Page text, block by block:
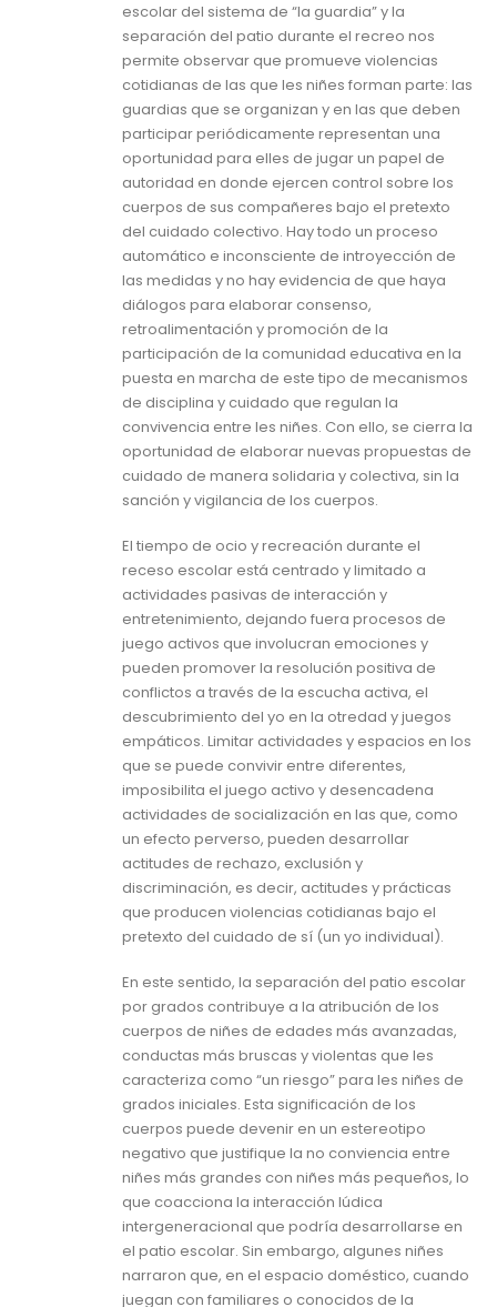
escolar del sistema de “la guardia” y la
separación del patio durante el recreo nos
permite observar que promueve violencias
cotidianas de las que les niñes forman parte: las
guardias que se organizan y en las que deben
participar periódicamente representan una
oportunidad para elles de jugar un papel de
autoridad en donde ejercen control sobre los
cuerpos de sus compañeres bajo el pretexto
del cuidado colectivo. Hay todo un proceso
automático e inconsciente de introyección de
las medidas y no hay evidencia de que haya
diálogos para elaborar consenso,
retroalimentación y promoción de la
participación de la comunidad educativa en la
puesta en marcha de este tipo de mecanismos
de disciplina y cuidado que regulan la
convivencia entre les niñes. Con ello, se cierra la
oportunidad de elaborar nuevas propuestas de
cuidado de manera solidaria y colectiva, sin la
sanción y vigilancia de los cuerpos.
El tiempo de ocio y recreación durante el
receso escolar está centrado y limitado a
actividades pasivas de interacción y
entretenimiento, dejando fuera procesos de
juego activos que involucran emociones y
pueden promover la resolución positiva de
conflictos a través de la escucha activa, el
descubrimiento del yo en la otredad y juegos
empáticos. Limitar actividades y espacios en los
que se puede convivir entre diferentes,
imposibilita el juego activo y desencadena
actividades de socialización en las que, como
un efecto perverso, pueden desarrollar
actitudes de rechazo, exclusión y
discriminación, es decir, actitudes y prácticas
que producen violencias cotidianas bajo el
pretexto del cuidado de sí (un yo individual).
En este sentido, la separación del patio escolar
por grados contribuye a la atribución de los
cuerpos de niñes de edades más avanzadas,
conductas más bruscas y violentas que les
caracteriza como “un riesgo” para les niñes de
grados iniciales. Esta significación de los
cuerpos puede devenir en un estereotipo
negativo que justifique la no conviencia entre
niñes más grandes con niñes más pequeños, lo
que coacciona la interacción lúdica
intergeneracional que podría desarrollarse en
el patio escolar. Sin embargo, algunes niñes
narraron que, en el espacio doméstico, cuando
juegan con familiares o conocidos de la